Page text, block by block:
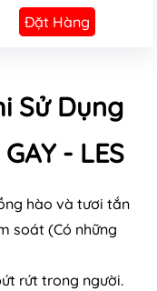
Đặt Hàng
Sử Dụng
- LES
hào và tươi tắn
soát (Có những
rứt trong người.